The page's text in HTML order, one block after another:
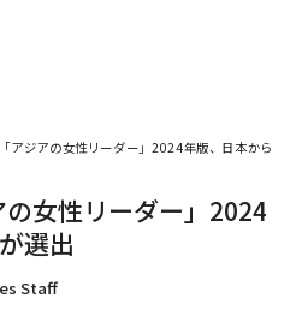
アジアの女性リーダー」2024年版、日本から2
女性リーダー」2024
選出
Staff